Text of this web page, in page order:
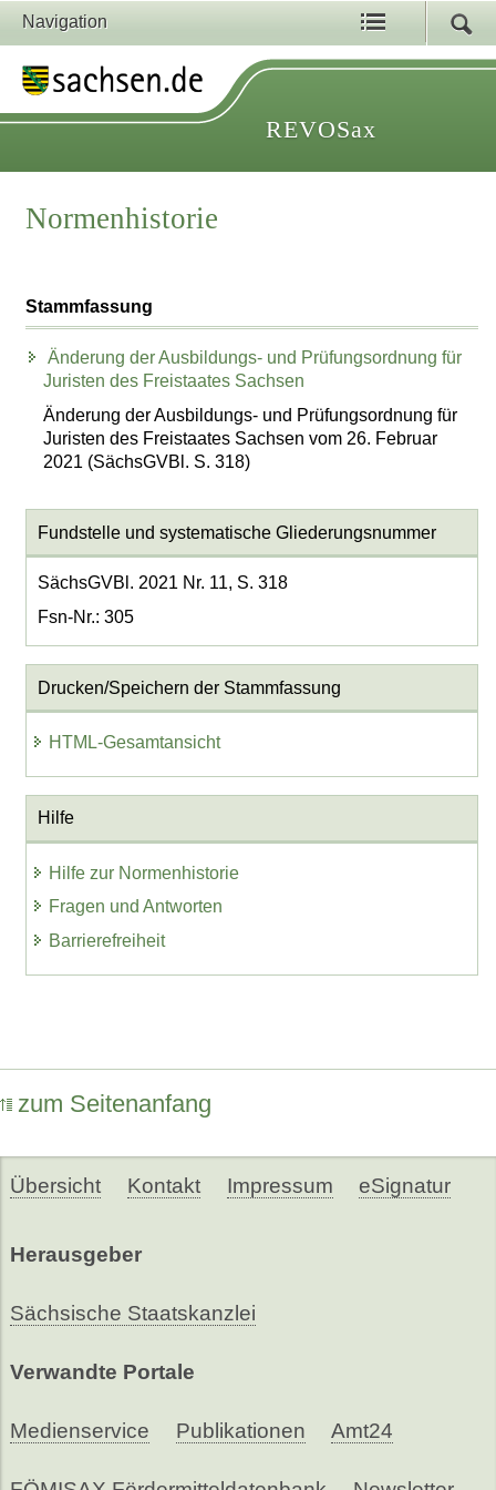
Navigation
REVOSax
Normenhistorie
Stammfassung
Änderung der Ausbildungs- und Prüfungsordnung für
Juristen des Freistaates Sachsen
Änderung der Ausbildungs- und Prüfungsordnung für
Juristen des Freistaates Sachsen vom 26. Februar
2021 (SächsGVBl. S. 318)
Fundstelle und systematische Gliederungsnummer
SächsGVBl. 2021 Nr. 11, S. 318
Fsn-Nr.: 305
Drucken/Speichern der Stammfassung
HTML-Gesamtansicht
Hilfe
Hilfe zur Normenhistorie
Fragen und Antworten
Barrierefreiheit
zum Seitenanfang
Übersicht Kontakt Impressum eSignatur
Herausgeber
Sächsische Staatskanzlei
Verwandte Portale
Medienservice Publikationen Amt24